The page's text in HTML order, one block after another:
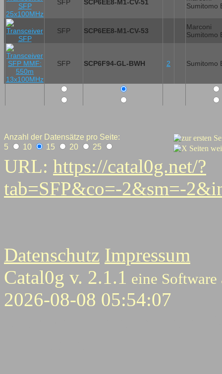
SFP SCP6EE8-M1-CV-51
Sumitomo
SFP SCP6EE8-M1-CV-53
Marconi
Sumitomo
SFP SCP6F94-GL-BWH 2 Sumitomo
Anzahl der Datensätze pro Seite:
5
10 15 20 25
URL: https://catal0g.net/?
tab=SFP&co=-2&sm=-
Datenschutz Impressum
Catal0g v. 2.1.1 eine Software
2026-08-08 05:54:07